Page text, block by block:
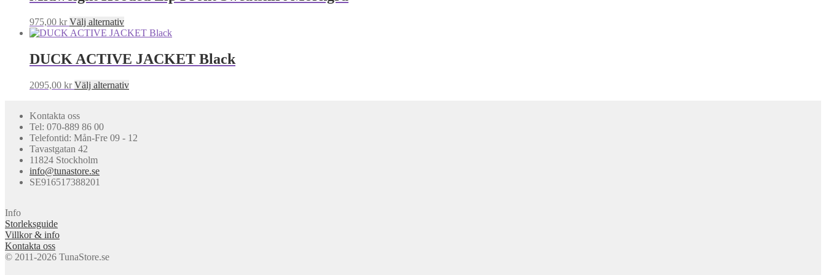
1995,00 kr.1596,00 kr.
975,00 kr Välj alternativDen
här
har
flera
De
på
DUCK ACTIVE JACKET Black
2095,00 kr Välj alternativDen
varianter.
Kontakta oss
Tel: 070-889 86 00
Telefontid: Mån-Fre 09 - 12
Tavastgatan 42
11824 Stockholm
info@tunastore.se
SE916517388201
Info
Storleksguide
Villkor & info
Kontakta oss
© 2011-2026 TunaStore.se